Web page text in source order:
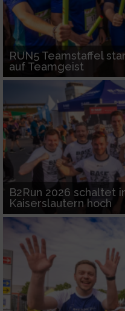
RUN5 Teamstaffel
auf Teamgeist
B2Run 2026 schaltet
Kaiserslautern hoch